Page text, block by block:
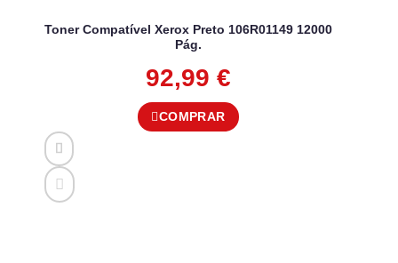
Toner Compatível Xerox Preto 106R01149 12000
Pág.
92,99 €
COMPRAR